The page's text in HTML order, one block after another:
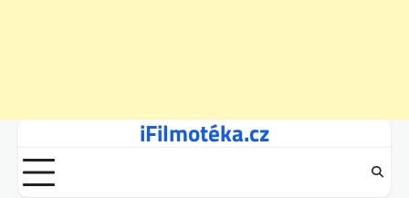
content
iFilmotéka.cz